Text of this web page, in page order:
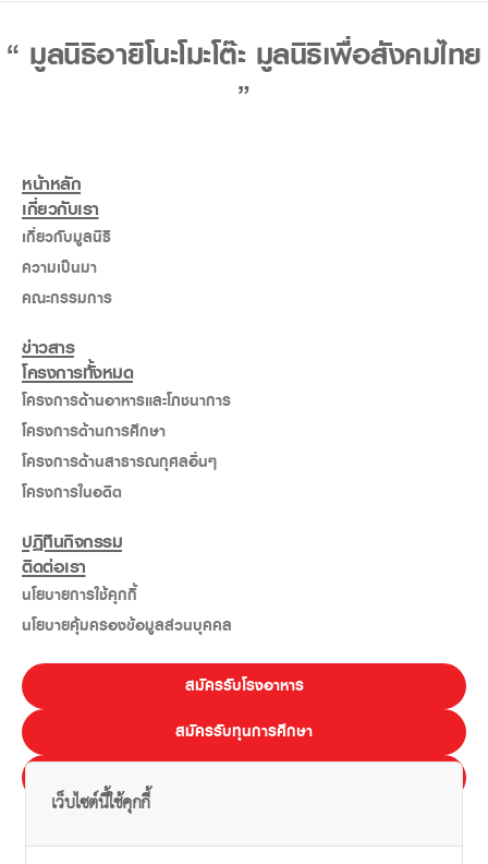
“ มูลนิธิอายิโนะโมะโต๊ะ มูลนิธิเพื่อสังคมไทย
”
หน้าหลัก
เกี่ยวกับเรา
เกี่ยวกับมูลนิธิ
ความเป็นมา
คณะกรรมการ
ข่าวสาร
โครงการทั้งหมด
โครงการด้านอาหารและโภชนาการ
โครงการด้านการศึกษา
โครงการด้านสาธารณกุศลอื่นๆ
โครงการในอดีต
ปฏิทินกิจกรรม
ติดต่อเรา
นโยบายการใช้คุกกี้
นโยบายคุ้มครองข้อมูลส่วนบุคคล
สมัครรับโรงอาหาร
สมัครรับทุนการศึกษา
เว็บไซต์นี้ใช้คุกกี้